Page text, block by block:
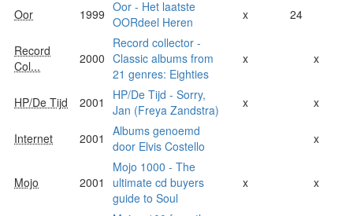
Oor 1999 Oor - Het laatste
OORdeel Heren
x 24
Record
Col...
2000
Record collector -
Classic albums from
21 genres: Eighties
x x
HP/De Tijd 2001
HP/De Tijd - Sorry,
Jan (Freya Zandstra)
x x
Internet 2001
Albums genoemd
door Elvis Costello
x
Mojo 2001
Mojo 1000 - The
ultimate cd buyers
guide to Soul
x x